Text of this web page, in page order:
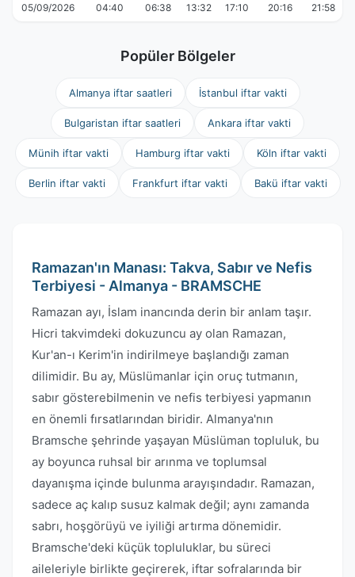
05/09/2026 04:40 06:38 13:32 17:10 20:16 21:58
Popüler Bölgeler
Almanya iftar saatleri İstanbul iftar vakti
Bulgaristan iftar saatleri Ankara iftar vakti
Münih iftar vakti Hamburg iftar vakti Köln iftar vakti
Berlin iftar vakti Frankfurt iftar vakti Bakü iftar vakti
Ramazan'ın Manası: Takva, Sabır ve Nefis
Terbiyesi - Almanya - BRAMSCHE
Ramazan ayı, İslam inancında derin bir anlam taşır.
Hicri takvimdeki dokuzuncu ay olan Ramazan,
Kur'an-ı Kerim'in indirilmeye başlandığı zaman
dilimidir. Bu ay, Müslümanlar için oruç tutmanın,
sabır gösterebilmenin ve nefis terbiyesi yapmanın
en önemli fırsatlarından biridir. Almanya'nın
Bramsche şehrinde yaşayan Müslüman topluluk, bu
ay boyunca ruhsal bir arınma ve toplumsal
dayanışma içinde bulunma arayışındadır. Ramazan,
sadece aç kalıp susuz kalmak değil; aynı zamanda
sabrı, hoşgörüyü ve iyiliği artırma dönemidir.
Bramsche'deki küçük topluluklar, bu süreci
aileleriyle birlikte geçirerek, iftar sofralarında bir